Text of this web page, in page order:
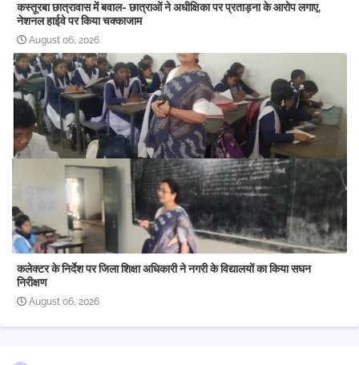
कस्तूरबा छात्रावास में बवाल- छात्राओं ने अधीक्षिका पर प्रताड़ना के आरोप लगाए,
नेशनल हाईवे पर किया चक्काजाम
August 06, 2026
कलेक्टर के निर्देश पर जिला शिक्षा अधिकारी ने नगरी के विद्यालयों का किया सघन
निरीक्षण
August 06, 2026